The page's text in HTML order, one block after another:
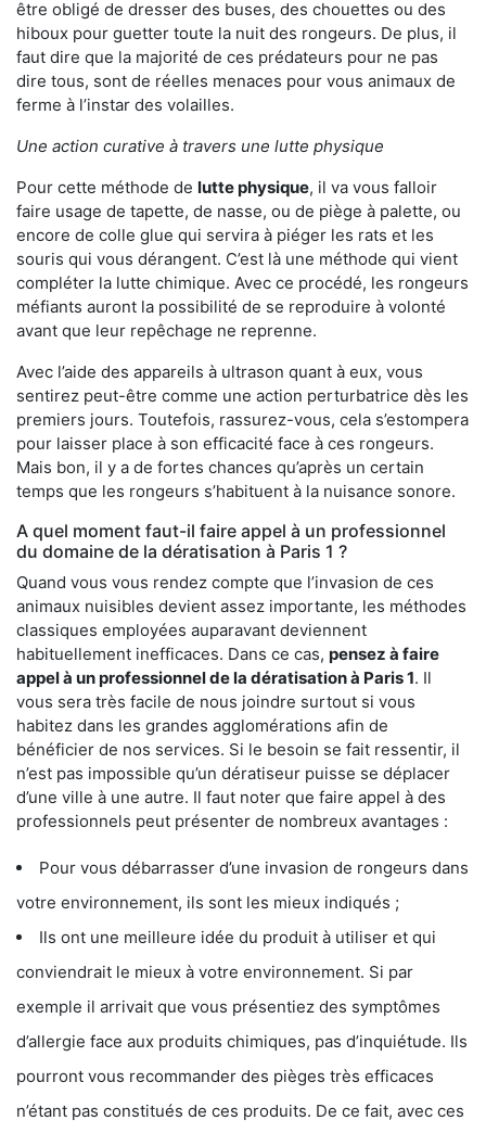
être obligé de dresser des buses, des chouettes ou des
hiboux pour guetter toute la nuit des rongeurs. De plus, il
faut dire que la majorité de ces prédateurs pour ne pas
dire tous, sont de réelles menaces pour vous animaux de
ferme à l’instar des volailles.
Une action curative à travers une lutte physique
Pour cette méthode de lutte physique, il va vous falloir
faire usage de tapette, de nasse, ou de piège à palette, ou
encore de colle glue qui servira à piéger les rats et les
souris qui vous dérangent. C’est là une méthode qui vient
compléter la lutte chimique. Avec ce procédé, les rongeurs
méfiants auront la possibilité de se reproduire à volonté
avant que leur repêchage ne reprenne.
Avec l’aide des appareils à ultrason quant à eux, vous
sentirez peut-être comme une action perturbatrice dès les
premiers jours. Toutefois, rassurez-vous, cela s’estompera
pour laisser place à son efficacité face à ces rongeurs.
Mais bon, il y a de fortes chances qu’après un certain
temps que les rongeurs s’habituent à la nuisance sonore.
A quel moment faut-il faire appel à un professionnel
du domaine de la dératisation à Paris 1 ?
Quand vous vous rendez compte que l’invasion de ces
animaux nuisibles devient assez importante, les méthodes
classiques employées auparavant deviennent
habituellement inefficaces. Dans ce cas, pensez à faire
appel à un professionnel de la dératisation à Paris 1. Il
vous sera très facile de nous joindre surtout si vous
habitez dans les grandes agglomérations afin de
bénéficier de nos services. Si le besoin se fait ressentir, il
n’est pas impossible qu’un dératiseur puisse se déplacer
d’une ville à une autre. Il faut noter que faire appel à des
professionnels peut présenter de nombreux avantages :
Pour vous débarrasser d’une invasion de rongeurs dans
votre environnement, ils sont les mieux indiqués ;
Ils ont une meilleure idée du produit à utiliser et qui
conviendrait le mieux à votre environnement. Si par
exemple il arrivait que vous présentiez des symptômes
d’allergie face aux produits chimiques, pas d’inquiétude. Ils
pourront vous recommander des pièges très efficaces
n’étant pas constitués de ces produits. De ce fait, avec ces